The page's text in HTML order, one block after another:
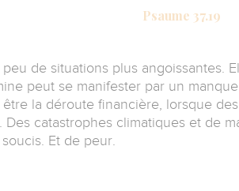
Psaume 37.19
de situations plus angoissantes.
peut se manifester par un
être la déroute financière, lorsque
Des catastrophes climatiques et de
Et de peur.